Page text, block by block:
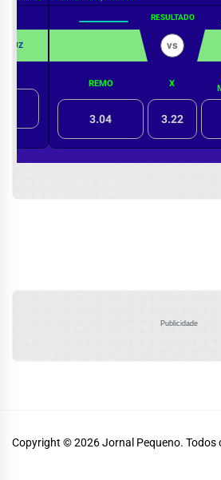
Publicidade
Copyright © 2026Jornal Pequeno. Todos